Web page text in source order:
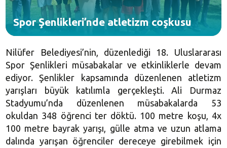
Spor Şenlikleri’nde atletizm coşkusu
Nilüfer Belediyesi’nin, düzenlediği 18. Uluslararası
Spor Şenlikleri müsabakalar ve etkinliklerle devam
ediyor. Şenlikler kapsamında düzenlenen atletizm
yarışları büyük katılımla gerçekleşti. Ali Durmaz
Stadyumu’nda düzenlenen müsabakalarda 53
okuldan 348 öğrenci ter döktü. 100 metre koşu, 4x
100 metre bayrak yarışı, gülle atma ve uzun atlama
dalında yarışan öğrenciler dereceye girebilmek için